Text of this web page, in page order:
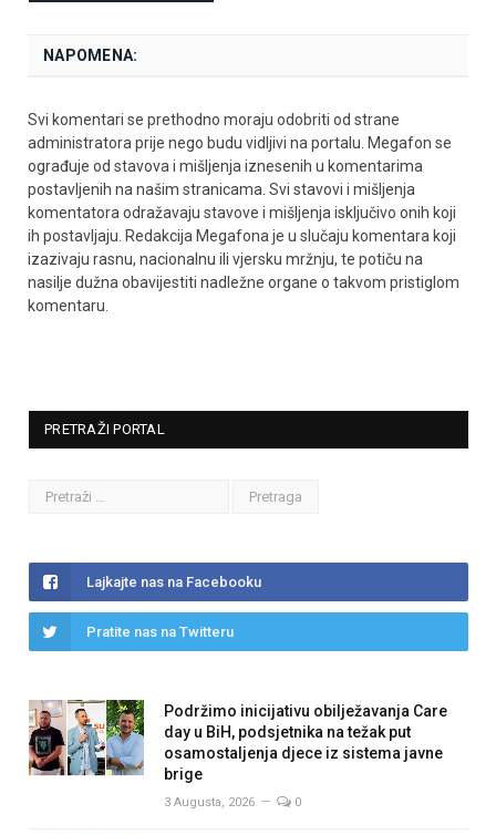
NAPOMENA:
Svi komentari se prethodno moraju odobriti od strane
administratora prije nego budu vidljivi na portalu. Megafon se
ograđuje od stavova i mišljenja iznesenih u komentarima
postavljenih na našim stranicama. Svi stavovi i mišljenja
komentatora odražavaju stavove i mišljenja isključivo onih koji
ih postavljaju. Redakcija Megafona je u slučaju komentara koji
izazivaju rasnu, nacionalnu ili vjersku mržnju, te potiču na
nasilje dužna obavijestiti nadležne organe o takvom pristiglom
komentaru.
PRETRAŽI PORTAL
Lajkajte nas na Facebooku
Pratite nas na Twitteru
Podržimo inicijativu obilježavanja Care
day u BiH, podsjetnika na težak put
osamostaljenja djece iz sistema javne
brige
3 Augusta, 2026 0